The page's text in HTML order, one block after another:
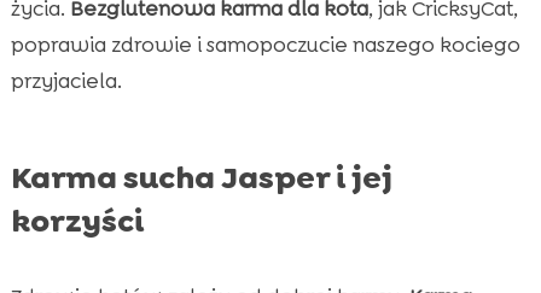
życia. Bezglutenowa karma dla kota, jak CricksyCat,
poprawia zdrowie i samopoczucie naszego kociego
przyjaciela.
Karma sucha Jasper i jej
korzyści